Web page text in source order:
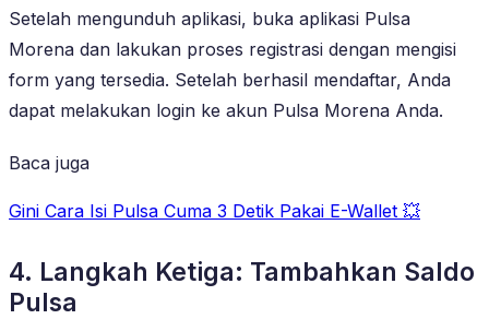
Setelah mengunduh aplikasi, buka aplikasi Pulsa
Morena dan lakukan proses registrasi dengan mengisi
form yang tersedia. Setelah berhasil mendaftar, Anda
dapat melakukan login ke akun Pulsa Morena Anda.
Baca juga
Gini Cara Isi Pulsa Cuma 3 Detik Pakai E-Wallet 💥
4. Langkah Ketiga: Tambahkan Saldo
Pulsa